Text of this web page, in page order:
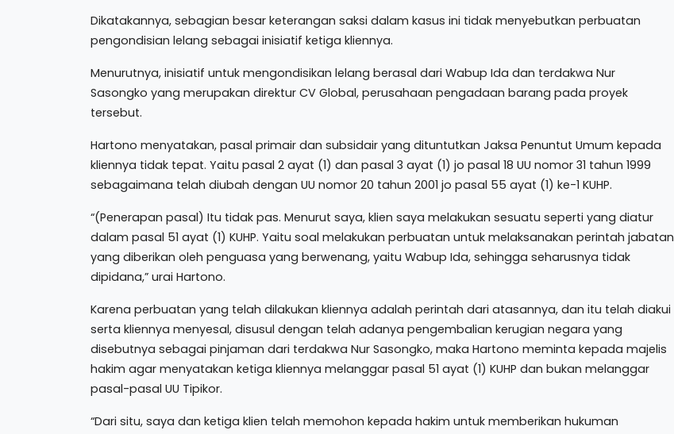
Dikatakannya, sebagian besar keterangan saksi dalam kasus ini tidak menyebutkan perbuatan
pengondisian lelang sebagai inisiatif ketiga kliennya.
Menurutnya, inisiatif untuk mengondisikan lelang berasal dari Wabup Ida dan terdakwa Nur
Sasongko yang merupakan direktur CV Global, perusahaan pengadaan barang pada proyek
tersebut.
Hartono menyatakan, pasal primair dan subsidair yang dituntutkan Jaksa Penuntut Umum kepada
kliennya tidak tepat. Yaitu pasal 2 ayat (1) dan pasal 3 ayat (1) jo pasal 18 UU nomor 31 tahun 1999
sebagaimana telah diubah dengan UU nomor 20 tahun 2001 jo pasal 55 ayat (1) ke-1 KUHP.
“(Penerapan pasal) Itu tidak pas. Menurut saya, klien saya melakukan sesuatu seperti yang diatur
dalam pasal 51 ayat (1) KUHP. Yaitu soal melakukan perbuatan untuk melaksanakan perintah jabatan
yang diberikan oleh penguasa yang berwenang, yaitu Wabup Ida, sehingga seharusnya tidak
dipidana,” urai Hartono.
Karena perbuatan yang telah dilakukan kliennya adalah perintah dari atasannya, dan itu telah diakui
serta kliennya menyesal, disusul dengan telah adanya pengembalian kerugian negara yang
disebutnya sebagai pinjaman dari terdakwa Nur Sasongko, maka Hartono meminta kepada majelis
hakim agar menyatakan ketiga kliennya melanggar pasal 51 ayat (1) KUHP dan bukan melanggar
pasal-pasal UU Tipikor.
“Dari situ, saya dan ketiga klien telah memohon kepada hakim untuk memberikan hukuman